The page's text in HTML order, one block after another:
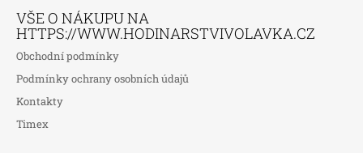
VŠE O NÁKUPU NA
HTTPS://WWW.HODINARSTVIVOLAVKA.CZ
Obchodní podmínky
Podmínky ochrany osobních údajů
Kontakty
Timex